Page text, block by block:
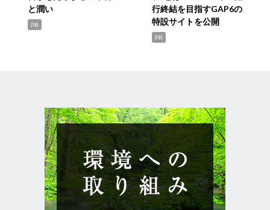
と潤い
PR
行終結を目指すGAP6の
特設サイトを公開
PR